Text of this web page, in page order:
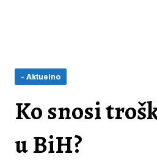
- Aktuelno
Ko snosi
u BiH?